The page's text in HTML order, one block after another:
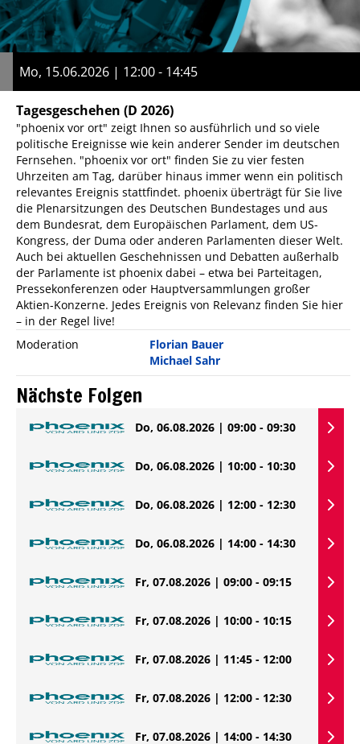
Mo, 15.06.2026 | 12:00 - 14:45
Tagesgeschehen (D 2026)
"phoenix vor ort" zeigt Ihnen so ausführlich und so viele
politische Ereignisse wie kein anderer Sender im deutschen
Fernsehen. "phoenix vor ort" finden Sie zu vier festen
Uhrzeiten am Tag, darüber hinaus immer wenn ein politisch
relevantes Ereignis stattfindet. phoenix überträgt für Sie live
die Plenarsitzungen des Deutschen Bundestages und aus
dem Bundesrat, dem Europäischen Parlament, dem US-
Kongress, der Duma oder anderen Parlamenten dieser Welt.
Auch bei aktuellen Geschehnissen und Debatten außerhalb
der Parlamente ist phoenix dabei – etwa bei Parteitagen,
Pressekonferenzen oder Hauptversammlungen großer
Aktien-Konzerne. Jedes Ereignis von Relevanz finden Sie hier
– in der Regel live!
Moderation
Florian Bauer
Michael Sahr
Nächste Folgen
Do, 06.08.2026 | 09:00 - 09:30
Do, 06.08.2026 | 10:00 - 10:30
Do, 06.08.2026 | 12:00 - 12:30
Do, 06.08.2026 | 14:00 - 14:30
Fr, 07.08.2026 | 09:00 - 09:15
Fr, 07.08.2026 | 10:00 - 10:15
Fr, 07.08.2026 | 11:45 - 12:00
Fr, 07.08.2026 | 12:00 - 12:30
Fr, 07.08.2026 | 14:00 - 14:30